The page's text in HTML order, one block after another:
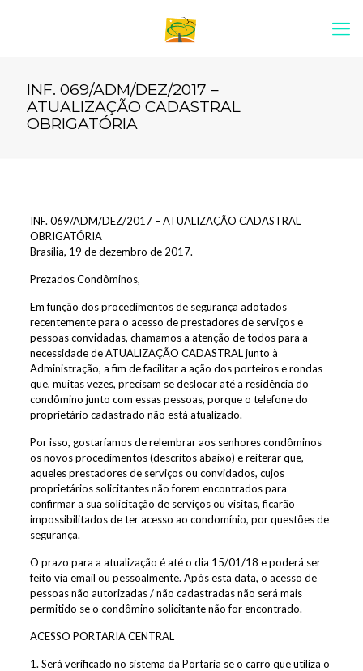
INF. 069/ADM/DEZ/2017 –
ATUALIZAÇÃO CADASTRAL
OBRIGATÓRIA
INF. 069/ADM/DEZ/2017 – ATUALIZAÇÃO CADASTRAL
OBRIGATÓRIA
Brasília, 19 de dezembro de 2017.
Prezados Condôminos,
Em função dos procedimentos de segurança adotados
recentemente para o acesso de prestadores de serviços e
pessoas convidadas, chamamos a atenção de todos para a
necessidade de ATUALIZAÇÃO CADASTRAL junto à
Administração, a fim de facilitar a ação dos porteiros e rondas
que, muitas vezes, precisam se deslocar até a residência do
condômino junto com essas pessoas, porque o telefone do
proprietário cadastrado não está atualizado.
Por isso, gostaríamos de relembrar aos senhores condôminos
os novos procedimentos (descritos abaixo) e reiterar que,
aqueles prestadores de serviços ou convidados, cujos
proprietários solicitantes não forem encontrados para
confirmar a sua solicitação de serviços ou visitas, ficarão
impossibilitados de ter acesso ao condomínio, por questões de
segurança.
O prazo para a atualização é até o dia 15/01/18 e poderá ser
feito via email ou pessoalmente. Após esta data, o acesso de
pessoas não autorizadas / não cadastradas não será mais
permitido se o condômino solicitante não for encontrado.
ACESSO PORTARIA CENTRAL
1. Será verificado no sistema da Portaria se o carro que utiliza o